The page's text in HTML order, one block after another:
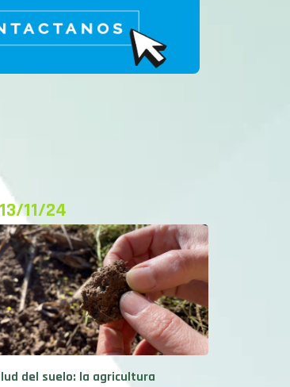
13/11/24
del suelo: la agricultura